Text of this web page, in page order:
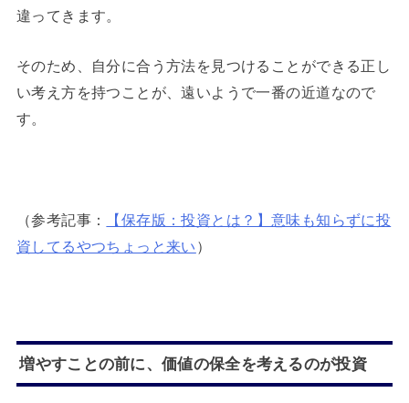
違ってきます。
そのため、自分に合う方法を見つけることができる正し
い考え方を持つことが、遠いようで一番の近道なので
す。
（参考記事：
【保存版：投資とは？】意味も知らずに投
資してるやつちょっと来い）
増やすことの前に、価値の保全を考えるのが投資